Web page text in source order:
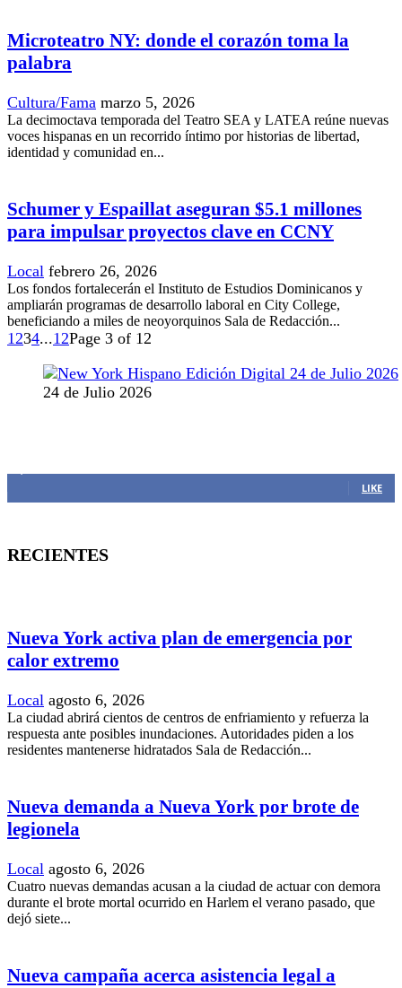
Microteatro NY: donde el corazón toma la
palabra
Cultura/Fama marzo 5, 2026
La decimoctava temporada del Teatro SEA y LATEA reúne nuevas
voces hispanas en un recorrido íntimo por historias de libertad,
identidad y comunidad en...
Schumer y Espaillat aseguran $5.1 millones
para impulsar proyectos clave en CCNY
Local febrero 26, 2026
Los fondos fortalecerán el Instituto de Estudios Dominicanos y
ampliarán programas de desarrollo laboral en City College,
beneficiando a miles de neoyorquinos Sala de Redacción...
1234...12Page 3 of 12
24 de Julio 2026
LIKE
RECIENTES
Nueva York activa plan de emergencia por
calor extremo
Local agosto 6, 2026
La ciudad abrirá cientos de centros de enfriamiento y refuerza la
respuesta ante posibles inundaciones. Autoridades piden a los
residentes mantenerse hidratados Sala de Redacción...
Nueva demanda a Nueva York por brote de
legionela
Local agosto 6, 2026
Cuatro nuevas demandas acusan a la ciudad de actuar con demora
durante el brote mortal ocurrido en Harlem el verano pasado, que
dejó siete...
Nueva campaña acerca asistencia legal a